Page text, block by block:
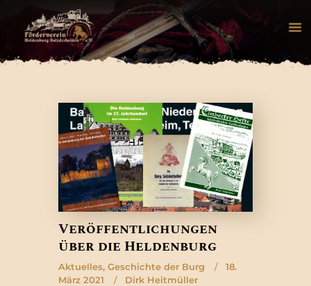
AKTUELLES
HELDENBURG
HISTORIE
VEREIN
GALERIE
Veröffentlichungen
über die Heldenburg
Aktuelles, Geschichte der Burg
18.
März 2021
Dirk Heitmüller